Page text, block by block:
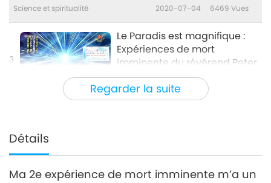
Regarder la suite
Science et spiritualité 2020-07-04 6469 Vues
3
Le Paradis est magnifique :
Expériences de mort
imminente du révérend Peter
Panagore, partie 3/4
Science et spiritualité 2020-07-11
4
13:55
Panagore, partie 4/4
Science et spiritualité 2020-07-18 7431Vues
Détails
Ma 2e expérience de mort imminente m’a un